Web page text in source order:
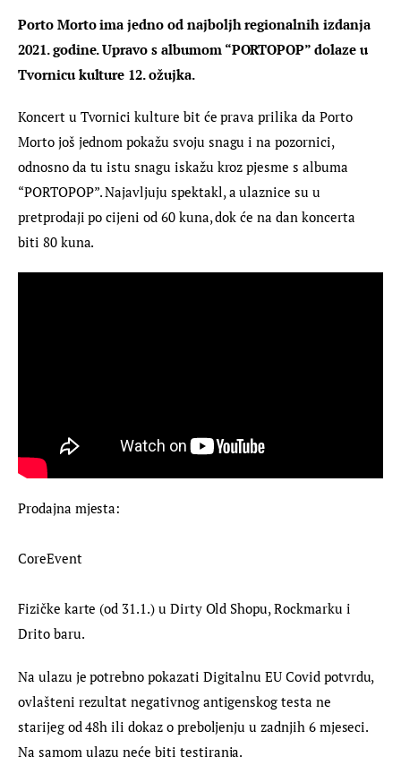
Porto Morto ima jedno od najboljh regionalnih izdanja
2021. godine. Upravo s albumom “PORTOPOP” dolaze u
Tvornicu kulture 12. ožujka.
Koncert u Tvornici kulture bit će prava prilika da Porto
Morto još jednom pokažu svoju snagu i na pozornici,
odnosno da tu istu snagu iskažu kroz pjesme s albuma
“PORTOPOP”. Najavljuju spektakl, a ulaznice su u
pretprodaji po cijeni od 60 kuna, dok će na dan koncerta
biti 80 kuna.
Prodajna mjesta:
CoreEvent
Fizičke karte (od 31.1.) u Dirty Old Shopu, Rockmarku i
Drito baru.
Na ulazu je potrebno pokazati Digitalnu EU Covid potvrdu,
ovlašteni rezultat negativnog antigenskog testa ne
starijeg od 48h ili dokaz o preboljenju u zadnjih 6 mjeseci.
Na samom ulazu neće biti testiranja.